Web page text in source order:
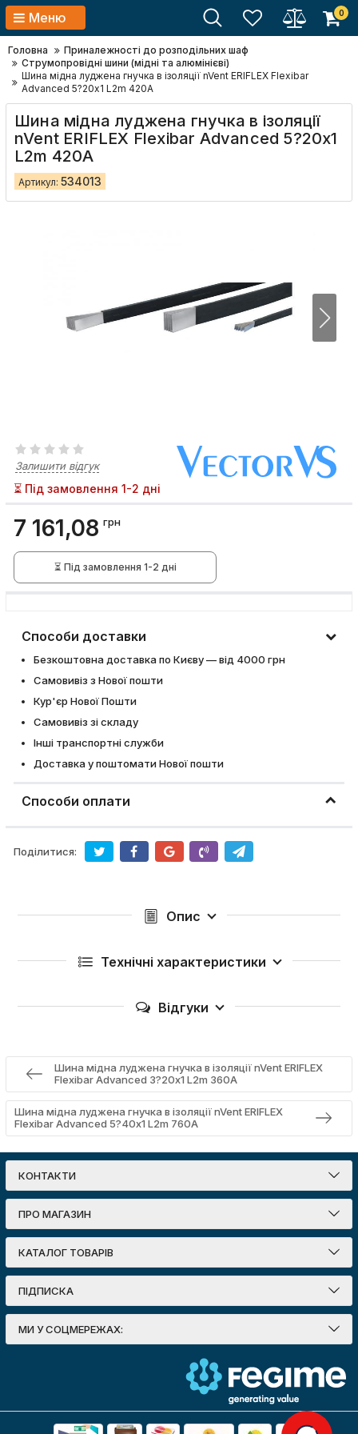
Меню 0
Головна
Приналежності до розподільних шаф
Струмопровідні шини (мідні та алюмінієві)
Шина мідна луджена гнучка в ізоляції nVent ERIFLEX Flexibar
Advanced 5?20х1 L2m 420A
Шина мідна луджена гнучка в ізоляції
nVent ERIFLEX Flexibar Advanced 5?20х1
L2m 420A
Артикул: 534013
Залишити відгук
⏳ Під замовлення 1-2 дні
7 161,08 грн
⏳ Під замовлення 1-2 дні
Способи доставки
Безкоштовна доставка по Києву — від 4000 грн
Самовивіз з Нової пошти
Кур'єр Нової Пошти
Самовивіз зі складу
Інші транспортні служби
Доставка у поштомати Нової пошти
Способи оплати
Поділитися:
Опис
Технічні характеристики
Відгуки
Шина мідна луджена гнучка в ізоляції nVent ERIFLEX
Flexibar Advanced 3?20х1 L2m 360A
Шина мідна луджена гнучка в ізоляції nVent ERIFLEX
Flexibar Advanced 5?40х1 L2m 760A
КОНТАКТИ
ПРО МАГАЗИН
КАТАЛОГ ТОВАРІВ
ПІДПИСКА
МИ У СОЦМЕРЕЖАХ: